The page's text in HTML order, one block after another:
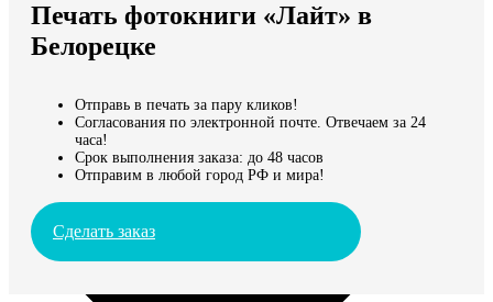
Мы доставляем по всему миру
Продолжить без города
Печать фотокниги «Лайт» в
Белорецке
Отправь в печать за пару кликов!
Согласования по электронной почте. Отвечаем за 24
часа!
Срок выполнения заказа: до 48 часов
Отправим в любой город РФ и мира!
Сделать заказ